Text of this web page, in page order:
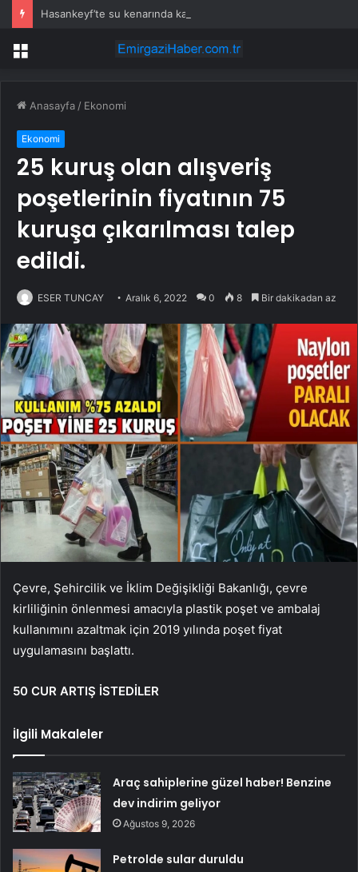
Hasankeyf’te su kenarında kadın cesedi bulundu
Menü
Anasayfa / Ekonomi
Ekonomi
25 kuruş olan alışveriş
poşetlerinin fiyatının 75
kuruşa çıkarılması talep
edildi.
ESER TUNCAY Aralık 6, 2022 0 8 Bir dakikadan az
Çevre, Şehircilik ve İklim Değişikliği Bakanlığı, çevre
kirliliğinin önlenmesi amacıyla plastik poşet ve ambalaj
kullanımını azaltmak için 2019 yılında poşet fiyat
uygulamasını başlattı.
50 CUR ARTIŞ İSTEDİLER
İlgili Makaleler
Araç sahiplerine güzel haber! Benzine
dev indirim geliyor
Ağustos 9, 2026
Petrolde sular duruldu